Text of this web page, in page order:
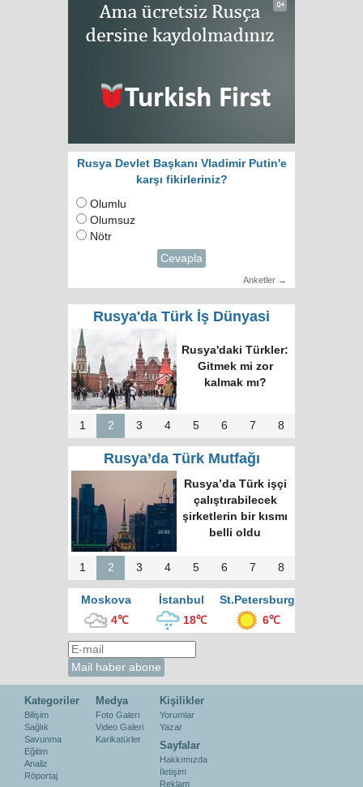
Rusya Devlet Başkanı Vladimir Putin'e
karşı fikirleriniz?
Olumlu
Olumsuz
Nötr
Cevapla
Anketler →
Rusya'da Türk İş Dünyasi
Rusya'daki Türkler:
Gitmek mi zor
kalmak mı?
1 2 3 4 5 6 7 8
Rusya’da Türk Mutfağı
Rusya’da Türk işçi
çalıştırabilecek
şirketlerin bir kısmı
belli oldu
1 2 3 4 5 6 7 8
Moskova İstanbul
St.Petersburg
4℃
18℃ 6℃
Kategoriler
Bilişim
Sağlık
Savunma
Eğitim
Analiz
Röportaj
Medya
Foto Galeri
Video Galeri
Karikatürler
Kişilikler
Yorumlar
Yazar
Sayfalar
Hakkımızda
İletişim
Reklam